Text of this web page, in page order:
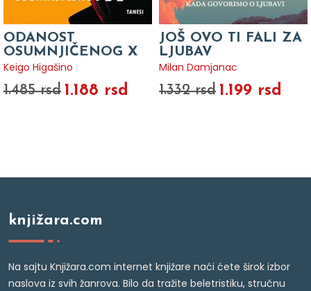
ODANOST
OSUMNJIČENOG X
Keigo Higašino
1.485 rsd 1.188 rsd
JOŠ OVO TI FALI ZA
LJUBAV
Milan Damjanac
1.332 rsd 1.199 rsd
knjižara.com
Na sajtu Knjižara.com internet knjižare naći ćete širok izbor
naslova iz svih žanrova. Bilo da tražite beletristiku, stručnu